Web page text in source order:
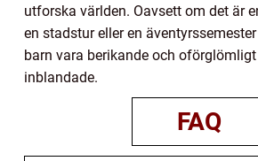
utforska världen. Oavsett om det är
en stadstur eller en
barn vara berikande och
inblandade.
FAQ